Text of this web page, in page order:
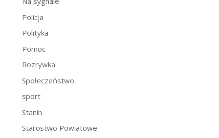
Policja
Polityka
Pomoc
Rozrywka
Społeczeństwo
sport
Stanin
Starostwo Powiatowe